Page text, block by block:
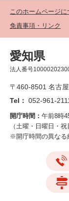
このホームページに
免責事項・リンク
愛知県
法人番号
〒460-8501 名古
Tel： 052-961-
開庁時間： 午前8時
（土曜・日曜日・
※開庁時間の異なる